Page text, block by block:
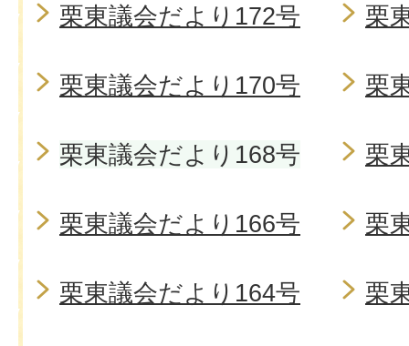
栗東議会だより172号 栗
栗東議会だより170号 栗
栗東議会だより168号 栗
栗東議会だより166号 栗
栗東議会だより164号 栗